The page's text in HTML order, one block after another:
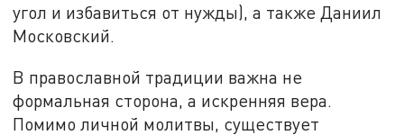
угол и избавиться от нужды), а также Даниил
Московский.
В православной традиции важна не
формальная сторона, а искренняя вера.
Помимо личной молитвы, существует